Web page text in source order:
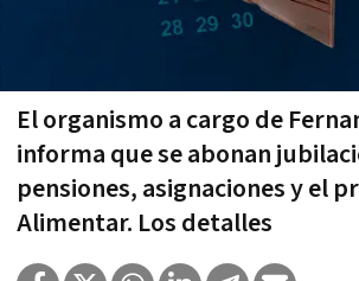
El organismo a cargo de
informa que se abonan
pensiones, asignaciones y el
Alimentar. Los detalles